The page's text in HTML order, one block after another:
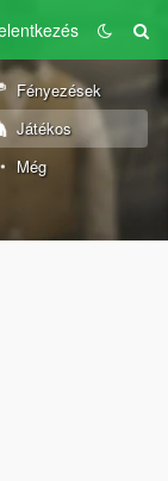
Fényezések
Játékos
Még